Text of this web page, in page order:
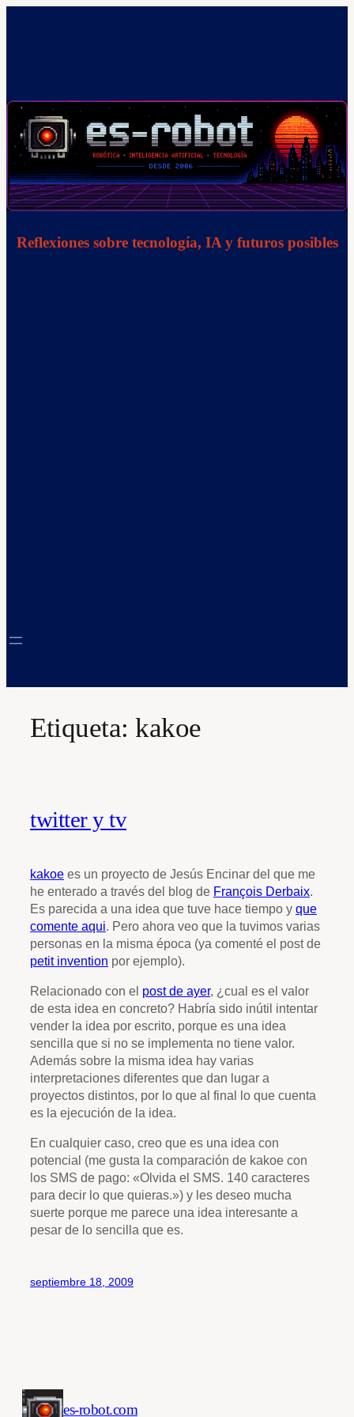
Reflexiones sobre tecnología, IA y futuros posibles
Etiqueta: kakoe
twitter y tv
kakoe es un proyecto de Jesús Encinar del que me
he enterado a través del blog de François Derbaix.
Es parecida a una idea que tuve hace tiempo y que
comente aqui. Pero ahora veo que la tuvimos varias
personas en la misma época (ya comenté el post de
petit invention por ejemplo).
Relacionado con el post de ayer, ¿cual es el valor
de esta idea en concreto? Habría sido inútil intentar
vender la idea por escrito, porque es una idea
sencilla que si no se implementa no tiene valor.
Además sobre la misma idea hay varias
interpretaciones diferentes que dan lugar a
proyectos distintos, por lo que al final lo que cuenta
es la ejecución de la idea.
En cualquier caso, creo que es una idea con
potencial (me gusta la comparación de kakoe con
los SMS de pago: «Olvida el SMS. 140 caracteres
para decir lo que quieras.») y les deseo mucha
suerte porque me parece una idea interesante a
pesar de lo sencilla que es.
septiembre 18, 2009
es-robot.com